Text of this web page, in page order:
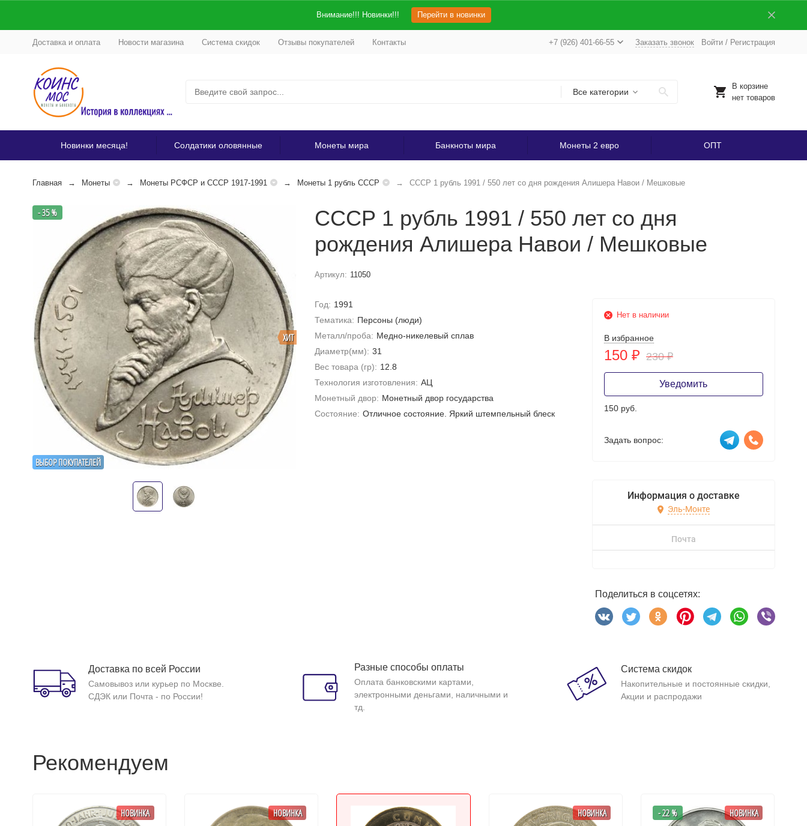
Внимание!!! Новинки!!! Перейти в новинки
Доставка и оплата Новости магазина Система скидок Отзывы покупателей Контакты +7 (926) 401-66-55 Заказать звонок Войти/ Регистрация
Все категории
В корзине
нет товаров
Новинки месяца! Солдатики оловянные Монеты мира Банкноты мира Монеты 2 евро ОПТ
Главная Монеты Монеты РСФСР и СССР 1917-1991 Монеты 1 рубль СССР СССР 1 рубль 1991 / 550 лет со дня рождения Алишера Навои / Мешковые
ВЫБОР ПОКУПАТЕЛЕЙ
ХИТ
- 35 %
СССР 1 рубль 1991 / 550 лет со дня
рождения Алишера Навои / Мешковые
Артикул: 11050
Год: 1991
Тематика: Персоны (люди)
Металл/проба: Медно-никелевый сплав
Диаметр(мм): 31
Вес товара (гр): 12.8
Технология изготовления: АЦ
Монетный двор: Монетный двор государства
Состояние: Отличное состояние. Яркий штемпельный блеск
Нет в наличии
В избранное
150 ₽ 230₽
Уведомить
150 руб.
Задать вопрос:
Информация о доставке
Эль-Монте
Почта
Поделиться в соцсетях:
Доставка по всей России
Самовывоз или курьер по Москве.
СДЭК или Почта - по России!
Разные способы оплаты
Оплата банковскими картами,
электронными деньгами, наличными и
тд.
Система скидок
Накопительные и постоянные скидки,
Акции и распродажи
Рекомендуем
НОВИНКА НОВИНКА НОВИНКА - 22 % НОВИНКА